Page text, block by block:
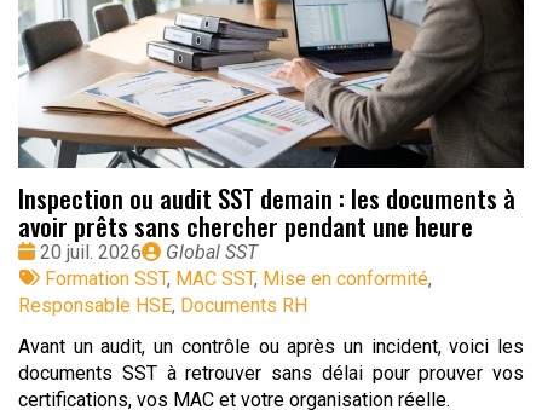
Inspection ou audit SST demain : les documents à
avoir prêts sans chercher pendant une heure
Date
:
20 juil. 2026
Publié
par
Global SST
Tags
:
Formation SST, MAC SST, Mise en conformité,
Responsable HSE, Documents RH
Avant un audit, un contrôle ou après un incident, voici les
documents SST à retrouver sans délai pour prouver vos
certifications, vos MAC et votre organisation réelle.